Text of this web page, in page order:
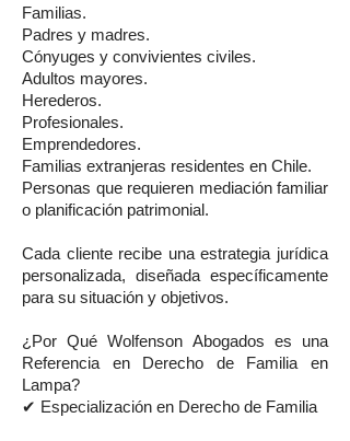
Familias.
Padres y madres.
Cónyuges y convivientes civiles.
Adultos mayores.
Herederos.
Profesionales.
Emprendedores.
Familias extranjeras residentes en Chile.
Personas que requieren mediación familiar
o planificación patrimonial.
Cada cliente recibe una estrategia jurídica
personalizada, diseñada específicamente
para su situación y objetivos.
¿Por Qué Wolfenson Abogados es una
Referencia en Derecho de Familia en
Lampa?
✔ Especialización en Derecho de Familia